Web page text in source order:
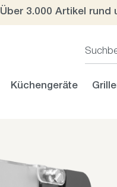
Über 3.000 Artikel rund
Küchengeräte